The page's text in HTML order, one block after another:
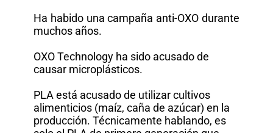
Ha habido una campaña anti-OXO durante
muchos años.
OXO Technology ha sido acusado de
causar microplásticos.
PLA está acusado de utilizar cultivos
alimenticios (maíz, caña de azúcar) en la
producción. Técnicamente hablando, es